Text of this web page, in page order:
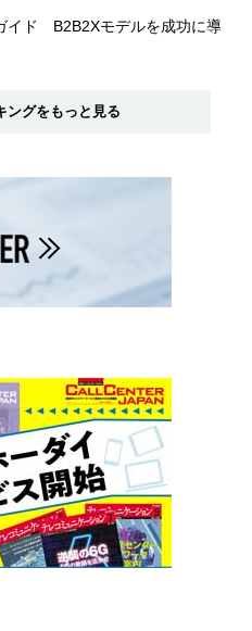
イド B2B2Xモデルを成功に導
ングをもっと見る